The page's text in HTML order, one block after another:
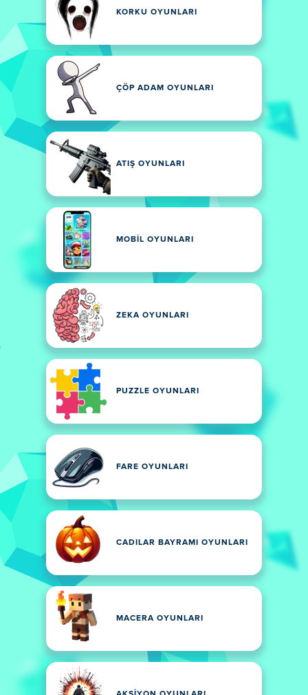
KORKU OYUNLARI
ÇÖP ADAM OYUNLARI
ATIŞ OYUNLARI
MOBIL OYUNLARI
ZEKA OYUNLARI
PUZZLE OYUNLARI
FARE OYUNLARI
CADILAR BAYRAMI OYUNLARI
MACERA OYUNLARI